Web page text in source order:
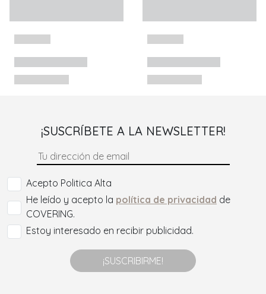
¡SUSCRÍBETE A LA NEWSLETTER!
Acepto Politica Alta
He leído y acepto la política de privacidad de
COVERING.
Estoy interesado en recibir publicidad.
¡SUSCRIBIRME!